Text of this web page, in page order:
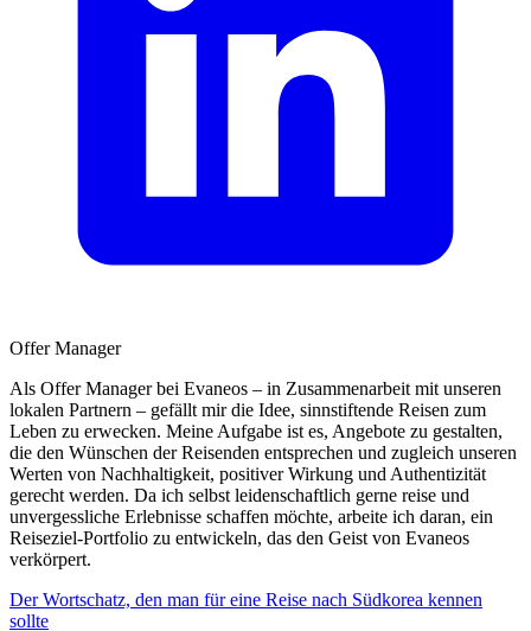
Offer Manager
Als Offer Manager bei Evaneos – in Zusammenarbeit mit unseren
lokalen Partnern – gefällt mir die Idee, sinnstiftende Reisen zum
Leben zu erwecken. Meine Aufgabe ist es, Angebote zu gestalten,
die den Wünschen der Reisenden entsprechen und zugleich unseren
Werten von Nachhaltigkeit, positiver Wirkung und Authentizität
gerecht werden. Da ich selbst leidenschaftlich gerne reise und
unvergessliche Erlebnisse schaffen möchte, arbeite ich daran, ein
Reiseziel-Portfolio zu entwickeln, das den Geist von Evaneos
verkörpert.
Der Wortschatz, den man für eine Reise nach Südkorea kennen
sollte